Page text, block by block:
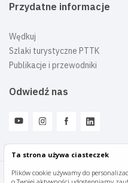
Ta strona używa ciasteczek
Plików cookie używamy do
Przydatne informacje
Wędkuj
Szlaki turystyczne PTTK
Publikacje i przewodniki
Odwiedź nas